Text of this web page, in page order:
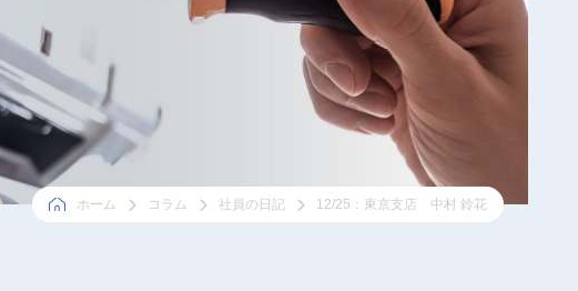
ホーム コラム 社員の日記 12/25：東京支店 中村 鈴花